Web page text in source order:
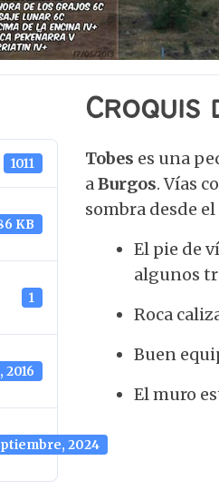
1011
KB
1
2016
2024
Croquis
Tobes es una
aBurgos. Vías
sombra desde
El pie de
algunos
Roca
Buen
El muro